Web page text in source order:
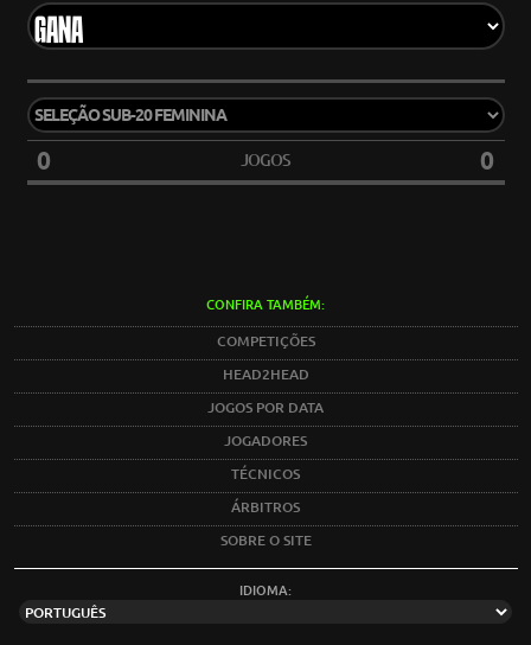
0 JOGOS 0
CONFIRA TAMBÉM:
COMPETIÇÕES
HEAD2HEAD
JOGOS POR DATA
JOGADORES
TÉCNICOS
ÁRBITROS
SOBRE O SITE
IDIOMA: